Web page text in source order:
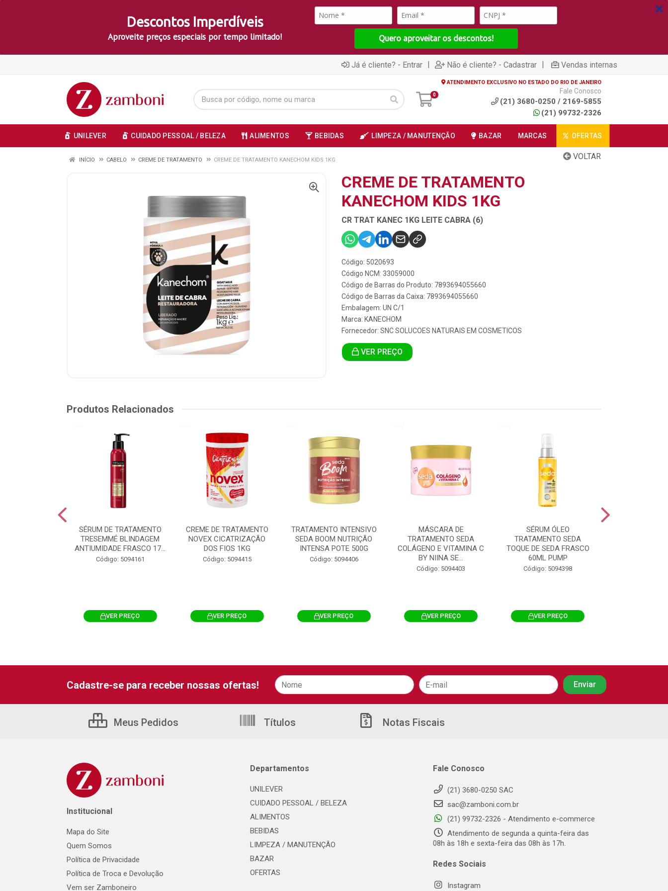
Descontos Imperdíveis
Aproveite preços especiais por tempo limitado! Quero aproveitar os descontos!
Já é cliente? - Entrar | Não é cliente? - Cadastrar | Vendas internas
0
ATENDIMENTO EXCLUSIVO NO ESTADO DO RIO DE JANEIRO
Fale Conosco
(21) 3680-0250 / 2169-5855
(21) 99732-2326
UNILEVER CUIDADO PESSOAL / BELEZA ALIMENTOS BEBIDAS LIMPEZA / MANUTENÇÃO BAZAR MARCAS OFERTAS
VOLTAR
INÍCIO CABELO CREME DE TRATAMENTO CREME DE TRATAMENTO KANECHOM KIDS 1KG
CREME DE TRATAMENTO
KANECHOM KIDS 1KG
CR TRAT KANEC 1KG LEITE CABRA (6)
Código: 5020693
Código NCM: 33059000
Código de Barras do Produto: 7893694055660
Código de Barras da Caixa: 7893694055660
Embalagem: UN C/1
Marca: KANECHOM
Fornecedor: SNC SOLUCOES NATURAIS EM COSMETICOS
VER PREÇO
Produtos Relacionados
SÉRUM DE TRATAMENTO
TRESEMMÉ BLINDAGEM
ANTIUMIDADE FRASCO 17...
Código: 5094161
VER PREÇO
CREME DE TRATAMENTO
NOVEX CICATRIZAÇÃO
DOS FIOS 1KG
Código: 5094415
VER PREÇO
TRATAMENTO INTENSIVO
SEDA BOOM NUTRIÇÃO
INTENSA POTE 500G
Código: 5094406
VER PREÇO
MÁSCARA DE
TRATAMENTO SEDA
COLÁGENO E VITAMINA C
BY NIINA SE...
Código: 5094403
VER PREÇO
SÉRUM ÓLEO
TRATAMENTO SEDA
TOQUE DE SEDA FRASCO
60ML PUMP
Código: 5094398
VER PREÇO
Cadastre-se para receber nossas ofertas!
Meus Pedidos Títulos Notas Fiscais
Institucional
Mapa do Site
Quem Somos
Política de Privacidade
Política de Troca e Devolução
Vem ser Zamboneiro
Departamentos
UNILEVER
CUIDADO PESSOAL / BELEZA
ALIMENTOS
BEBIDAS
LIMPEZA / MANUTENÇÃO
BAZAR
OFERTAS
Fale Conosco
(21) 3680-0250 SAC
sac@zamboni.com.br
(21) 99732-2326 - Atendimento e-commerce
Atendimento de segunda a quinta-feira das
08h às 18h e sexta-feira das 08h às 17h.
Redes Sociais
Instagram